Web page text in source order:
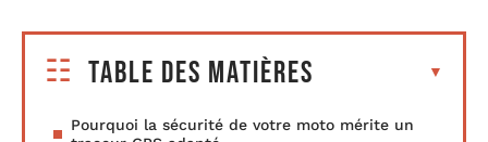
Table des matières
Pourquoi la sécurité de votre moto mérite un